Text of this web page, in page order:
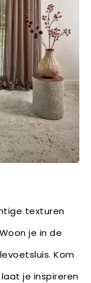
texturen
je in de
Kom
laat je inspireren